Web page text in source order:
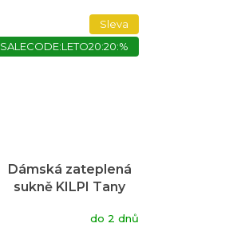
Sleva
SALECODE:LETO20:20:%
Dámská zateplená
sukně KILPI Tany
do 2 dnů